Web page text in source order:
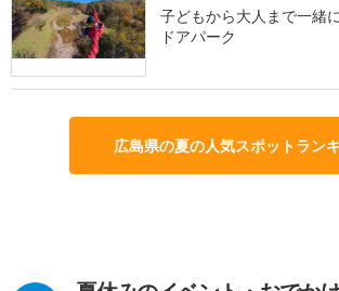
子どもから大人まで一緒
ドアパーク
広島県の夏の人気スポットラン